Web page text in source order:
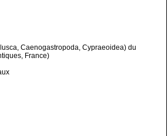
Caenogastropoda, Cypraeoidea) du
France)